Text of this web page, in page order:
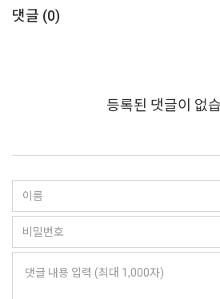
댓글 (0)
등록된 댓글이 없